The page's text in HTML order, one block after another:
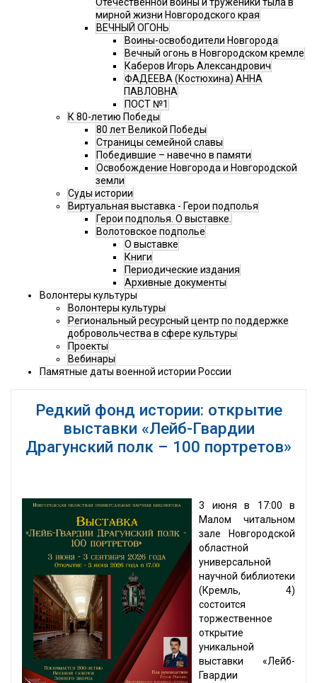
Отечественной войны и труженики тыла в
мирной жизни Новгородского края
ВЕЧНЫЙ ОГОНЬ
Воины-освободители Новгорода
Вечный огонь в Новгородском кремле
Каберов Игорь Александрович
ФАДЕЕВА (Костюхина) АННА
ПАВЛОВНА
ПОСТ №1
К 80-летию Победы
80 лет Великой Победы
Страницы семейной славы
Победившие – навечно в памяти
Освобождение Новгорода и Новгородской
земли
Суды истории
Виртуальная выставка - Герои подполья
Герои подполья. О выставке.
Волотовское подполье
О выставке
Книги
Периодические издания
Архивные документы
Волонтеры культуры
Волонтеры культуры
Региональный ресурсный центр по поддержке
добровольчества в сфере культуры
Проекты
Вебинары
Памятные даты военной истории России
Редкий фонд истории: открытие
выставки «Лейб-Гвардии
Драгунский полк – 100 портретов»
3 июня в 17:00 в
Малом читальном
зале Новгородской
областной
универсальной
научной библиотеки
(Кремль, 4)
состоится
торжественное
открытие
уникальной
выставки «Лейб-
Гвардии